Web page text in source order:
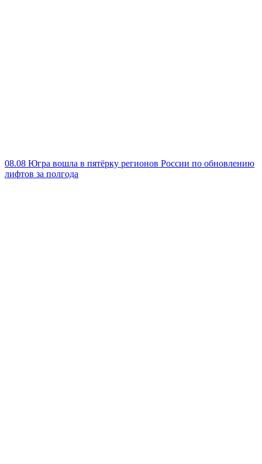
08.08 Югра вошла в пятёрку регионов России по обновлению
лифтов за полгода